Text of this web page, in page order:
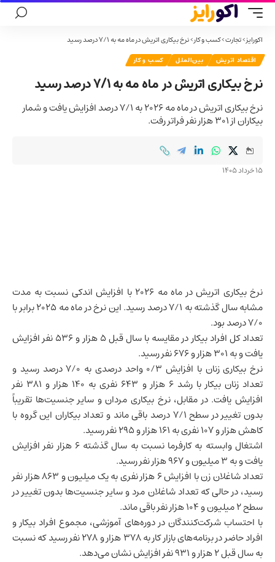
اکورایز>تجارت>کسب و کار>نرخ بیکاری اتریش در ماه مه به ۷/۱ درصد رسید
اقتصاد اتریش بین‌الملل کسب و کار
نرخ بیکاری اتریش در ماه مه به ۷/۱ درصد رسید
نرخ بیکاری اتریش در ماه مه ۲۰۲۶ به ۷/۱ درصد افزایش یافت و شمار
بیکاران از ۳۰۱ هزار نفر فراتر رفت.
15 خرداد 1405
نرخ بیکاری اتریش
در ماه مه ۲۰۲۶ با افزایش اندکی نسبت به مدت
مشابه سال گذشته به ۷/۱ درصد رسید. این نرخ در ماه مه ۲۰۲۵ برابر با
۷/۰ درصد بود.
تعداد کل افراد بیکار در مقایسه با سال قبل ۵ هزار و ۵۳۶ نفر افزایش
یافت و به ۳۰۱ هزار و ۶۷۶ نفر رسید.
نرخ بیکاری زنان با افزایش ۰/۳ واحد درصدی به ۷/۰ درصد رسید و
تعداد زنان بیکار با رشد ۶ هزار و ۶۴۳ نفری به ۱۴۰ هزار و ۳۸۱ نفر
افزایش یافت. در مقابل، نرخ بیکاری مردان و سایر جنسیت‌ها تقریباً
بدون تغییر در سطح ۷/۱ درصد باقی ماند و تعداد بیکاران این گروه با
کاهش هزار و ۱۰۷ نفری به ۱۶۱ هزار و ۲۹۵ نفر رسید.
اشتغال وابسته به کارفرما نسبت به سال گذشته ۶ هزار نفر افزایش
یافت و به ۳ میلیون و ۹۶۷ هزار نفر رسید.
تعداد شاغلان زن با افزایش ۶ هزار نفری به یک میلیون و ۸۶۳ هزار نفر
رسید، در حالی که تعداد شاغلان مرد و سایر جنسیت‌ها بدون تغییر در
سطح ۲ میلیون و ۱۰۴ هزار نفر باقی ماند.
با احتساب شرکت‌کنندگان در دوره‌های آموزشی، مجموع افراد بیکار و
افراد حاضر در برنامه‌هایبازار کار
به ۳۷۸ هزار و ۲۷۸ نفر رسید که نسبت
به سال قبل ۲ هزار و ۹۳۱ نفر افزایش نشان می‌دهد.